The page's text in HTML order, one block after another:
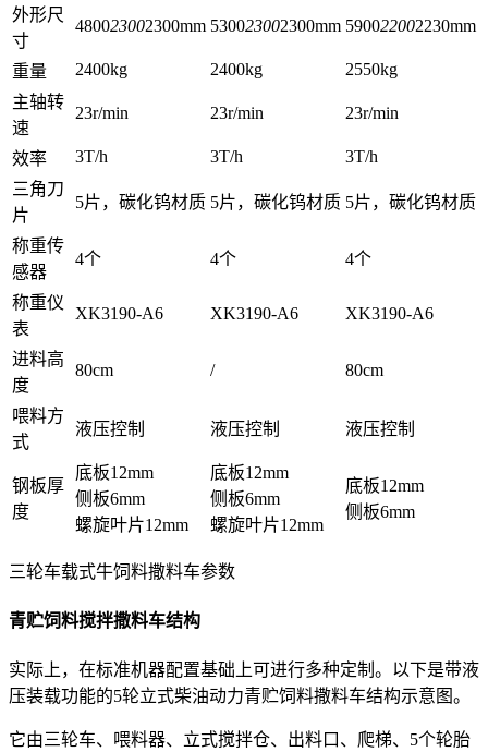
外形尺
寸
480023002300mm 530023002300mm 590022002230mm
重量 2400kg 2400kg
2550kg
主轴转
速
23r/min 23r/min 23r/min
效率 3T/h 3T/h
3T/h
三角刀
片
5片，碳化钨材质 5片，碳化钨材质 5片，碳化钨材质
称重传
感器
4个 4个 4个
称重仪
表
XK3190-A6 XK3190-A6 XK3190-A6
进料高
度
80cm / 80cm
喂料方
式
液压控制 液压控制 液压控制
钢板厚
度
底板12mm
侧板6mm
螺旋叶片12mm
底板12mm
侧板6mm
螺旋叶片12mm
底板12mm
侧板6mm
三轮车载式牛饲料撒料车参数
青贮饲料搅拌撒料车结构
实际上，在标准机器配置基础上可进行多种定制。以下是带液
压装载功能的5轮立式柴油动力青贮饲料撒料车结构示意图。
它由三轮车、喂料器、立式搅拌仓、出料口、爬梯、5个轮胎